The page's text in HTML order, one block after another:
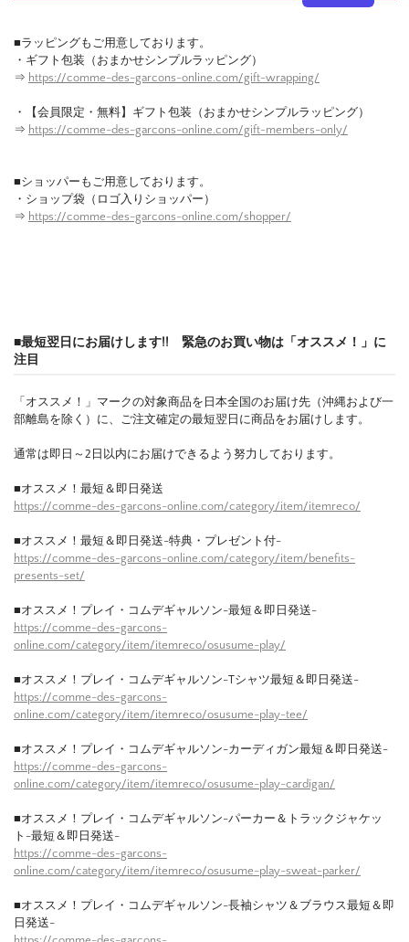
■ラッピングもご用意しております。
・ギフト包装（おまかせシンプルラッピング）
⇒ https://comme-des-garcons-online.com/gift-wrapping/
・【会員限定・無料】ギフト包装（おまかせシンプルラッピング）
⇒ https://comme-des-garcons-online.com/gift-members-only/
■ショッパーもご用意しております。
・ショップ袋（ロゴ入りショッパー）
⇒ https://comme-des-garcons-online.com/shopper/
■最短翌日にお届けします!! 緊急のお買い物は「オススメ！」に
注目
「オススメ！」マークの対象商品を日本全国のお届け先（沖縄および一
部離島を除く）に、ご注文確定の最短翌日に商品をお届けします。
通常は即日～2日以内にお届けできるよう努力しております。
■オススメ！最短＆即日発送
https://comme-des-garcons-online.com/category/item/itemreco/
■オススメ！最短＆即日発送-特典・プレゼント付-
https://comme-des-garcons-online.com/category/item/benefits-
presents-set/
■オススメ！プレイ・コムデギャルソン-最短＆即日発送-
https://comme-des-garcons-
online.com/category/item/itemreco/osusume-play/
■オススメ！プレイ・コムデギャルソン-Tシャツ最短＆即日発送-
https://comme-des-garcons-
online.com/category/item/itemreco/osusume-play-tee/
■オススメ！プレイ・コムデギャルソン-カーディガン最短＆即日発送-
https://comme-des-garcons-
online.com/category/item/itemreco/osusume-play-cardigan/
■オススメ！プレイ・コムデギャルソン-パーカー＆トラックジャケッ
ト-最短＆即日発送-
https://comme-des-garcons-
online.com/category/item/itemreco/osusume-play-sweat-parker/
■オススメ！プレイ・コムデギャルソン-長袖シャツ＆ブラウス最短＆即
日発送-